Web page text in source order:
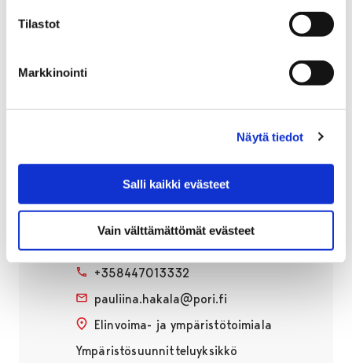
Tilastot
Markkinointi
Näytä tiedot
Salli kaikki evästeet
Vain välttämättömät evästeet
Ateria ja puhtaus
Jätehuollon suunnittelija
+358447013332
pauliina.hakala@pori.fi
Elinvoima- ja ympäristötoimiala
Ympäristösuunnitteluyksikkö